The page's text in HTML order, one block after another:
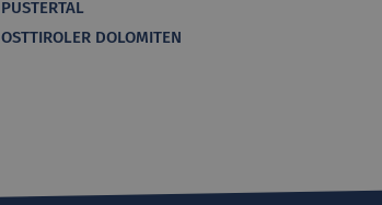
PUSTERTAL
OSTTIROLER DOLOMITEN